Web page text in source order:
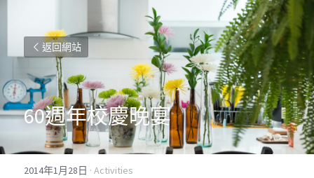
返回網站
60週年校慶晚宴
2014年1月28日 · Activities